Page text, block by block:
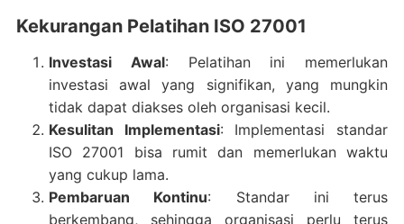
Kekurangan Pelatihan ISO 27001
Investasi Awal: Pelatihan ini memerlukan
investasi awal yang signifikan, yang mungkin
tidak dapat diakses oleh organisasi kecil.
Kesulitan Implementasi: Implementasi standar
ISO 27001 bisa rumit dan memerlukan waktu
yang cukup lama.
Pembaruan Kontinu: Standar ini terus
berkembang, sehingga organisasi perlu terus